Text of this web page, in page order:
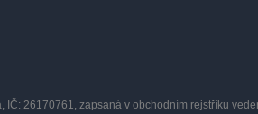
IČ: 26170761, zapsaná v obchodním rejstříku